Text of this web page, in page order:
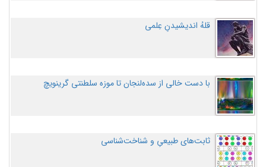
قلهُ اندیشیدنِ عِلمی
با دست خالی از سده‌لنجان تا موزه سلطنتی گرینویچ
ثابت‌های طبیعیِ و شناخت‌شناسی